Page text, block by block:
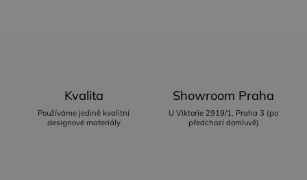
Kvalita
Používáme jedině kvalitní
designové materiály
Showroom Praha
U Viktorie 2919/1, Praha 3 (po
předchozí domluvě)